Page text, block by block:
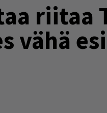
riitaa
vähä